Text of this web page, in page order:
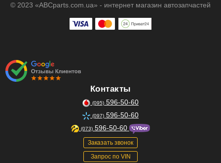
© 2023 «ABCparts.com.ua» - интернет магазин автозапчастей
Контакты
(095) 596-50-60
(097) 596-50-60
(073) 596-50-60
Заказать звонок
Запрос по VIN